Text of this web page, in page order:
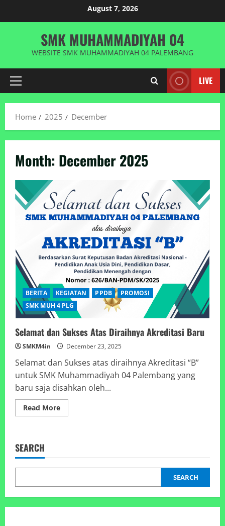
August 7, 2026
SMK MUHAMMADIYAH 04
WEBSITE SMK MUHAMMADIYAH 04 PALEMBANG
Primary
LIVE
Home 2025 December
Month: December 2025
BERITA KEGIATAN PPDB
PROMOSI
SMK MUH 4 PLG
Selamat dan Sukses Atas Diraihnya Akreditasi Baru
SMKM4in December 23, 2025
Selamat dan Sukses atas diraihnya Akreditasi “B”
untuk SMK Muhammadiyah 04 Palembang yang
baru saja disahkan oleh...
Read MoreRead
more
Diraihnya
Baru
SEARCH
SEARCH